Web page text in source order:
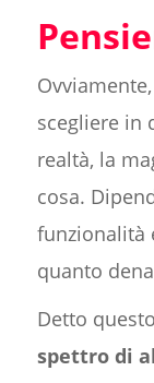
scegliere in
realtà, la
cosa.
funzionalità
quanto
Detto
spettro di